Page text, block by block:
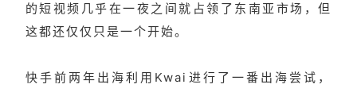
的短视频几乎在一夜之间就占领了东南亚市场，但
这都还仅仅只是一个开始。
快手前两年出海利用Kwai进行了一番出海尝试，